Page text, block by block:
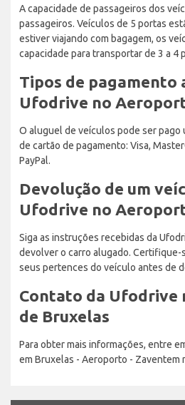
A capacidade de passageiros dos
passageiros. Veículos de 5 portas
estiver viajando com bagagem, os
capacidade para transportar de 3 a 4
Tipos de pagamento
Ufodrive no
O aluguel de veículos pode ser pago
de cartão de pagamento: Visa,
PayPal.
Devolução de um
Ufodrive no
Siga as instruções recebidas da
devolver o carro alugado.
seus pertences do veículo antes de
Contato da Ufodrive
de Bruxelas
Para obter mais informações, entre
em Bruxelas - Aeroporto - Zaventem